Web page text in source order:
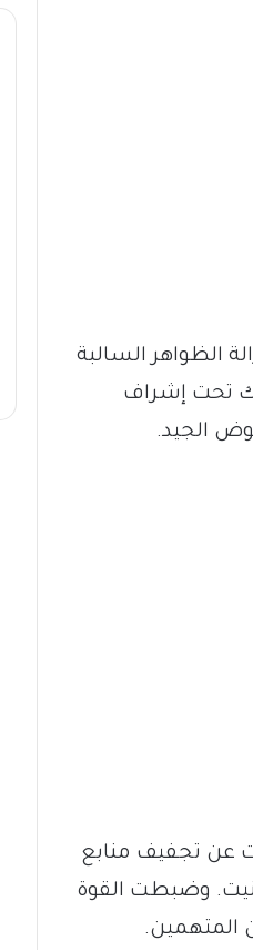
الظواهر السالبة
تحت إشراف
الجيد.
عن تجفيف منابع
وضبطت القوة
المتهمين.